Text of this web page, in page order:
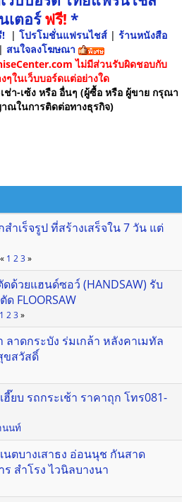
เตอร์ฟรี! *
| โปรโมชั่นแฟรนไชส์ | ร้านหนังสือ
| สนใจลงโฆษณา
ไม่มีส่วนรับผิดชอบกับ
ๆในเว็บบอร์ดแต่อย่างใด
ช่า-เซ้ง หรือ อื่นๆ (ผู้ซื้อ หรือ ผู้ขาย กรุณา
ณในการติดต่อทางธุรกิจ)
ำเร็จรูป ที่สร้างเสร็จใน 7 วัน แต่
« 1 2 3 »
ด้วยแฮนด์ซอว์ (HANDSAW) รับ
FLOORSAW
1 2 3 »
ลาดกระบัง ร่มเกล้า หลังคาเมทัล
ขสวัสดิ์
ฮี๊ยบ รถกระเช้า ราคาถุก โทร081-
นนท์
ตบางเสาธง อ่อนนุช กันสาด
สำโรง ไวนิลบางนา